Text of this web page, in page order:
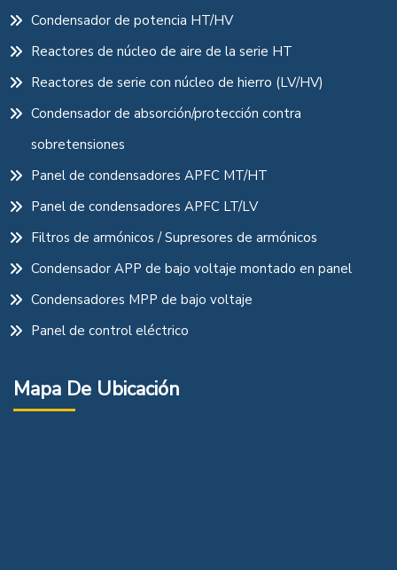
Condensador de potencia HT/HV
Reactores de núcleo de aire de la serie HT
Reactores de serie con núcleo de hierro (LV/HV)
Condensador de absorción/protección contra
sobretensiones
Panel de condensadores APFC MT/HT
Panel de condensadores APFC LT/LV
Filtros de armónicos / Supresores de armónicos
Condensador APP de bajo voltaje montado en panel
Condensadores MPP de bajo voltaje
Panel de control eléctrico
Mapa De Ubicación